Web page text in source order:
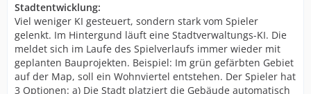
Stadtentwicklung:
Viel weniger KI gesteuert, sondern stark vom Spieler
gelenkt. Im Hintergund läuft eine Stadtverwaltungs-KI. Die
meldet sich im Laufe des Spielverlaufs immer wieder mit
geplanten Bauprojekten. Beispiel: Im grün gefärbten Gebiet
auf der Map, soll ein Wohnviertel entstehen. Der Spieler hat
3 Optionen: a) Die Stadt platziert die Gebäude automatisch